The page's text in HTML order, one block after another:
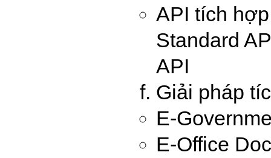
API tích
Standard
API
Giải pháp
E-
E-Office